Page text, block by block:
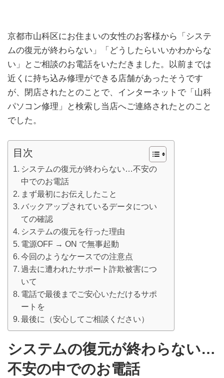
京都市山科区にお住まいの女性のお客様から「システ
ムの復元が終わらない」「どうしたらいいかわからな
い」とご相談のお電話をいただきました。以前までは
近くに持ち込み修理ができる店舗があったそうです
が、閉店されたとのことで、インターネットで「山科
パソコン修理」と検索し当店へご連絡されたとのこと
でした。
目次
システムの復元が終わらない…不安の
中でのお電話
まず最初にお伝えしたこと
バックアップされているデータについ
ての確認
システムの復元を行った理由
電源OFF → ON で無事起動
今回のようなケースでの注意点
過去に遭われたサポート詐欺被害につ
いて
電話で最後までご安心いただけるサポ
ートを
最後に（安心してご相談ください）
システムの復元が終わらない…
不安の中でのお電話